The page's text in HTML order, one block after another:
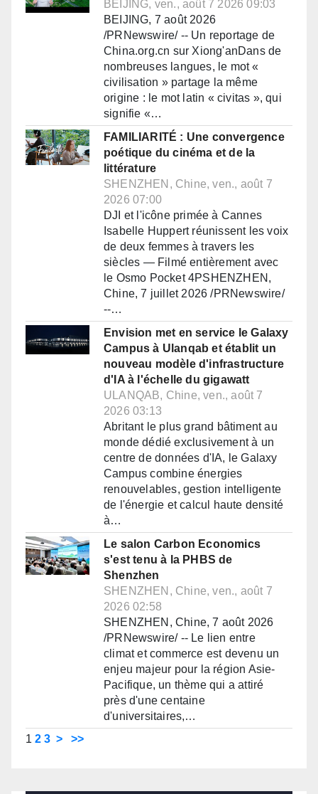
BEIJING, ven., août 7 2026 09:03
BEIJING, 7 août 2026
/PRNewswire/ -- Un reportage de
China.org.cn sur Xiong'anDans de
nombreuses langues, le mot «
civilisation » partage la même
origine : le mot latin « civitas », qui
signifie «…
FAMILIARITÉ : Une convergence
poétique du cinéma et de la
littérature
SHENZHEN, Chine, ven., août 7
2026 07:00
DJI et l'icône primée à Cannes
Isabelle Huppert réunissent les voix
de deux femmes à travers les
siècles — Filmé entièrement avec
le Osmo Pocket 4PSHENZHEN,
Chine, 7 juillet 2026 /PRNewswire/
--…
Envision met en service le Galaxy
Campus à Ulanqab et établit un
nouveau modèle d'infrastructure
d'IA à l'échelle du gigawatt
ULANQAB, Chine, ven., août 7
2026 03:13
Abritant le plus grand bâtiment au
monde dédié exclusivement à un
centre de données d'IA, le Galaxy
Campus combine énergies
renouvelables, gestion intelligente
de l'énergie et calcul haute densité
à…
Le salon Carbon Economics
s'est tenu à la PHBS de
Shenzhen
SHENZHEN, Chine, ven., août 7
2026 02:58
SHENZHEN, Chine, 7 août 2026
/PRNewswire/ -- Le lien entre
climat et commerce est devenu un
enjeu majeur pour la région Asie-
Pacifique, un thème qui a attiré
près d'une centaine
d'universitaires,…
1 2 3 > >>